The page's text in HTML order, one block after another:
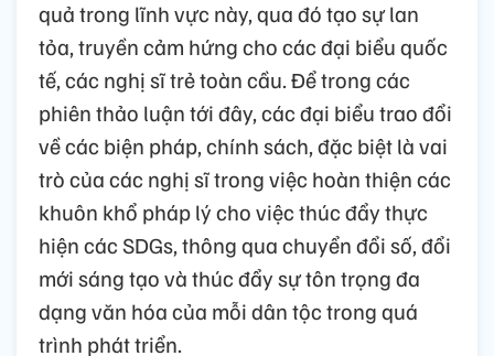
quả trong lĩnh vực này, qua đó tạo sự lan
tỏa, truyền cảm hứng cho các đại biểu quốc
tế, các nghị sĩ trẻ toàn cầu. Để trong các
phiên thảo luận tới đây, các đại biểu trao đổi
về các biện pháp, chính sách, đặc biệt là vai
trò của các nghị sĩ trong việc hoàn thiện các
khuôn khổ pháp lý cho việc thúc đẩy thực
hiện các SDGs, thông qua chuyển đổi số, đổi
mới sáng tạo và thúc đẩy sự tôn trọng đa
dạng văn hóa của mỗi dân tộc trong quá
trình phát triển.